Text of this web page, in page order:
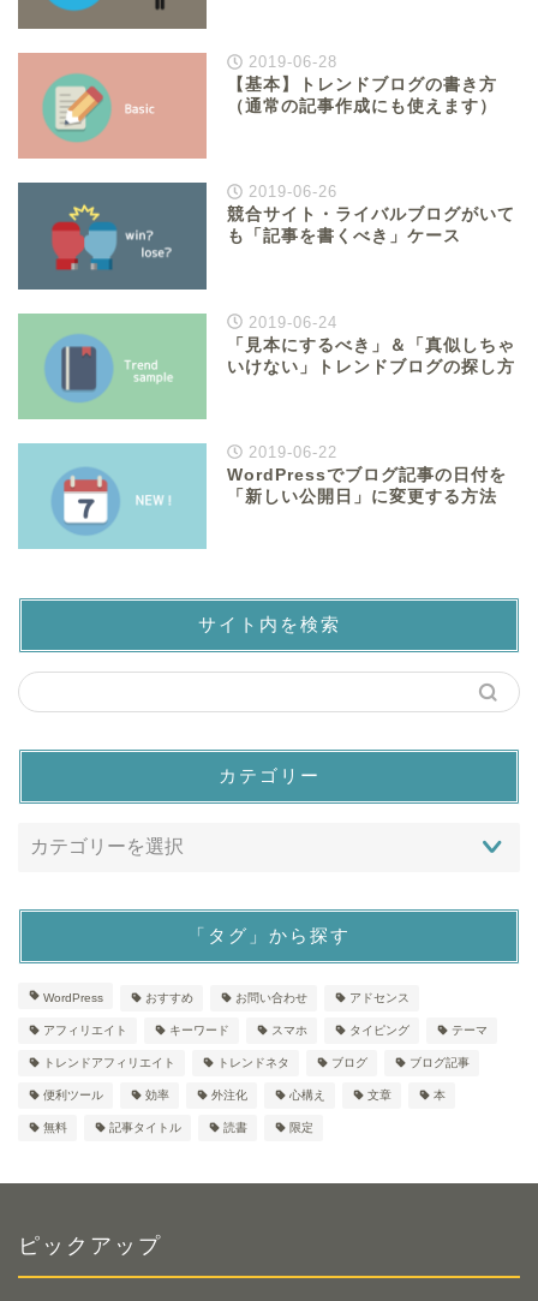
2019-06-28
【基本】トレンドブログの書き方
（通常の記事作成にも使えます）
2019-06-26
競合サイト・ライバルブログがいて
も「記事を書くべき」ケース
2019-06-24
「見本にするべき」＆「真似しちゃ
いけない」トレンドブログの探し方
2019-06-22
WordPressでブログ記事の日付を
「新しい公開日」に変更する方法
サイト内を検索
カテゴリー
「タグ」から探す
WordPress おすすめ お問い合わせ アドセンス
アフィリエイト キーワード スマホ タイピング テーマ
トレンドアフィリエイト トレンドネタ ブログ ブログ記事
便利ツール 効率 外注化 心構え 文章 本
無料 記事タイトル 読書 限定
ピックアップ